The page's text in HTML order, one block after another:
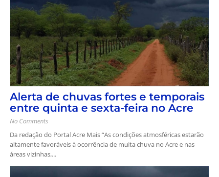
Alerta de chuvas fortes e temporais
entre quinta e sexta-feira no Acre
No Comments
Da redação do Portal Acre Mais “As condições atmosféricas estarão
altamente favoráveis à ocorrência de muita chuva no Acre e nas
áreas vizinhas,...